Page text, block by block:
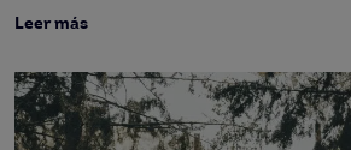
Leer más